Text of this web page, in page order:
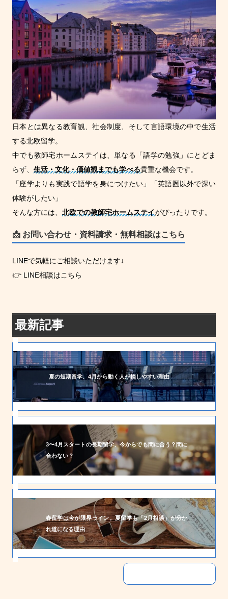
日本とは異なる教育観、社会制度、そして言語環境の中で生活
する北欧留学。
中でも教師宅ホームステイは、単なる「語学の勉強」にとどま
らず、 生活・文化・価値観までも学べる貴重な機会です。
「座学よりも実践で語学を身につけたい」「英語圏以外で深い
体験がしたい」
そんな方には、 北欧での教師宅ホームステイがぴったりです。
📩 お問い合わせ・資料請求・無料相談はこちら
LINEで気軽にご相談いただけます↓
👉 LINE相談はこちら
最新記事
夏の短期留学、4月から動く人が損しやすい理由
3〜4月スタートの長期留学、今からでも間に合う？間に
合わない？
春留学は今が限界ライン。夏留学も「2月相談」が分か
れ道になる理由